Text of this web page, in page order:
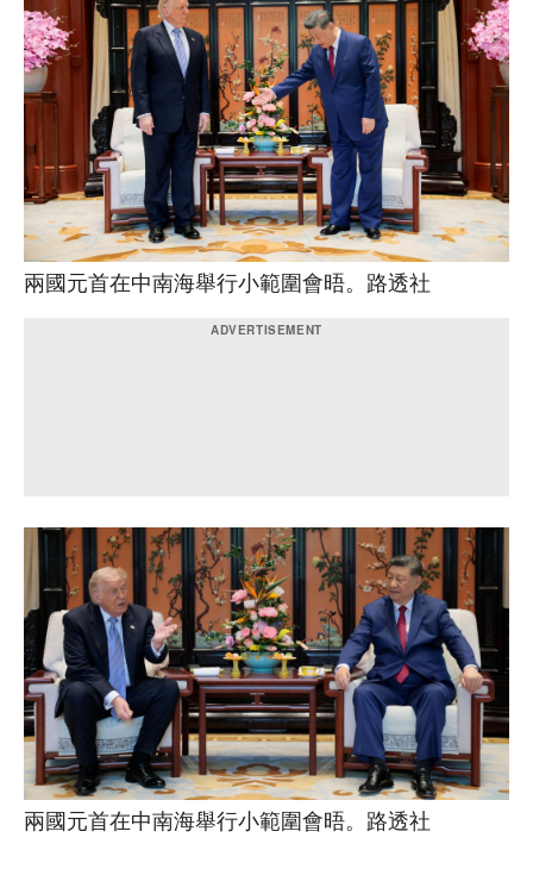
兩國元首在中南海舉行小範圍會晤。路透社
兩國元首在中南海舉行小範圍會晤。路透社